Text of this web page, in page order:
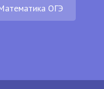
ОГЭ